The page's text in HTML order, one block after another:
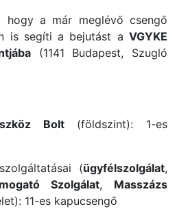
hogy a már meglévő csengő
is segíti a bejutást a VGYKE
(1141 Budapest, Szugló
Bolt(földszint): 1-es
(ügyfélszolgálat,
Szolgálat, Masszázs
11-es kapucsengő